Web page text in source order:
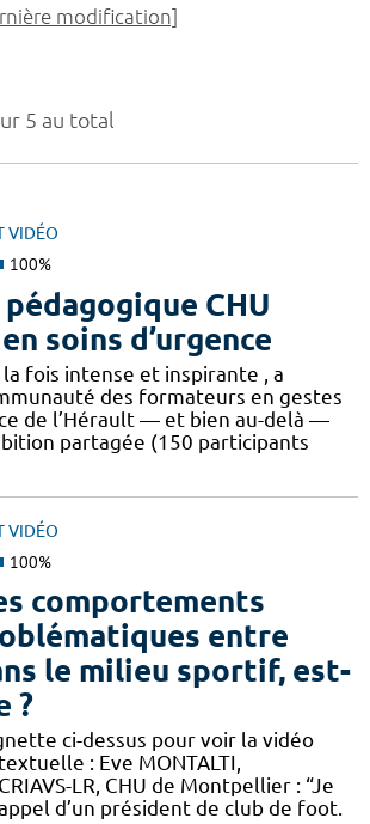
5 au total
VIDÉO
100%
CHU
soins d’urgence
fois intense et inspirante , a
des formateurs en gestes
de l’Hérault — et bien au-delà —
partagée (150 participants
VIDÉO
100%
comportements
entre
le milieu sportif, est-
?
ci-dessus pour voir la vidéo
: Eve MONTALTI,
LR, CHU de Montpellier : “Je
d’un président de club de foot.
modification]